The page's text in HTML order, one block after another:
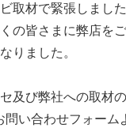
取材で緊張しまし
の皆さまに弊店を
りました。
及び弊社への取材
問い合わせフォーム